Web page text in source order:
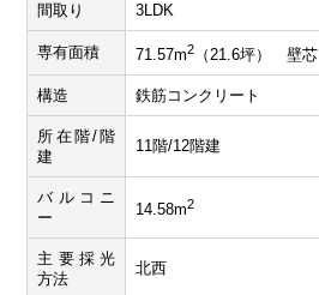
間取り 3LDK
専有面積 71.57m2 （21.6坪） 壁芯
構造 鉄筋コンクリート
所在階/階
建
11階/12階建
バルコニ
ー
14.58m2
主要採光
方法
北西